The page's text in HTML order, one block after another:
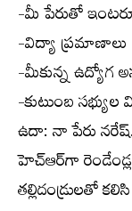
-మీ పేరుతో
-విద్యా ప్రమాణాలు
-మీకున్న ఉద్యోగ
-కుటుంబ సభ్యుల
ఉదా: నా పేరు
హెచ్‌ఆర్‌గా
తల్లిదండ్రులతో